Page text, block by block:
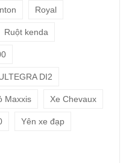
Royal
Ruột kenda
DI2
Maxxis Xe Chevaux
Yên xe đạp